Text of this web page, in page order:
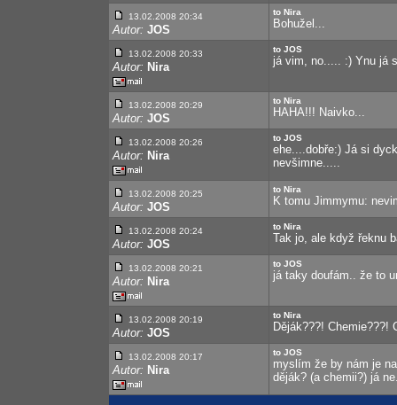
13.02.2008 20:34
Autor: JOS
to Nira
Bohužel...
13.02.2008 20:33
Autor: Nira
to JOS
já vim, no..... :) Ynu já
13.02.2008 20:29
Autor: JOS
to Nira
HAHA!!! Naivko...
13.02.2008 20:26
Autor: Nira
to JOS
ehe....dobře:) Já si
nevšimne.....
13.02.2008 20:25
Autor: JOS
to Nira
K tomu Jimmymu:
13.02.2008 20:24
Autor: JOS
to Nira
Tak jo, ale když řeknu
13.02.2008 20:21
Autor: Nira
to JOS
já taky doufám.. že to
13.02.2008 20:19
Autor: JOS
to Nira
Děják???! Chemie???!
13.02.2008 20:17
Autor: Nira
to JOS
myslím že by nám je
děják? (a chemii?) já